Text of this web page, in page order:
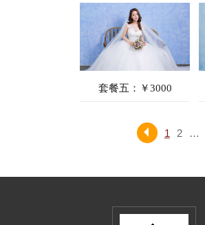
套餐五：￥3000
1 2 …